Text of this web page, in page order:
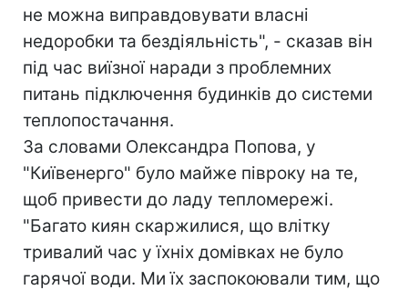
не можна виправдовувати власні
недоробки та бездіяльність", - сказав він
під час виїзної наради з проблемних
питань підключення будинків до системи
теплопостачання.
За словами Олександра Попова, у
"Київенерго" було майже півроку на те,
щоб привести до ладу тепломережі.
"Багато киян скаржилися, що влітку
тривалий час у їхніх домівках не було
гарячої води. Ми їх заспокоювали тим, що